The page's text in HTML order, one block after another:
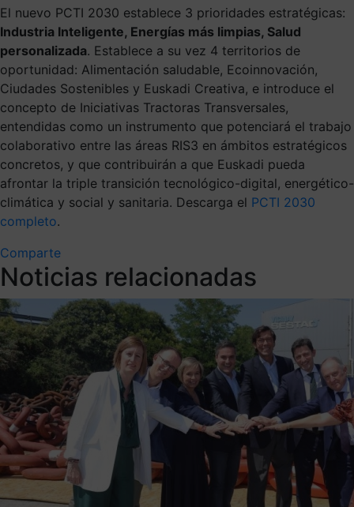
El nuevo PCTI 2030 establece 3 prioridades estratégicas:
Industria Inteligente, Energías más limpias, Salud
personalizada. Establece a su vez 4 territorios de
oportunidad: Alimentación saludable, Ecoinnovación,
Ciudades Sostenibles y Euskadi Creativa, e introduce el
concepto de Iniciativas Tractoras Transversales,
entendidas como un instrumento que potenciará el trabajo
colaborativo entre las áreas RIS3 en ámbitos estratégicos
concretos, y que contribuirán a que Euskadi pueda
afrontar la triple transición tecnológico-digital, energético-
climática y social y sanitaria. Descarga el PCTI 2030
completo.
Comparte
Noticias relacionadas